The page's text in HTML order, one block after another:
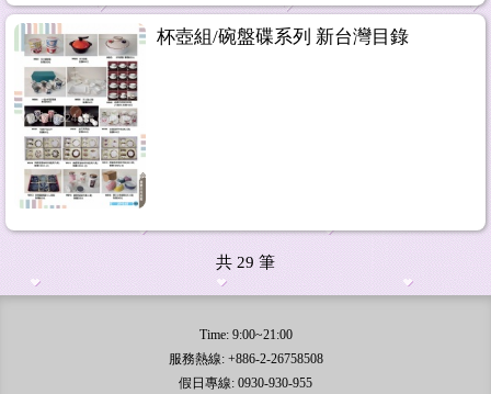
杯壺組/碗盤碟系列 新台灣目錄
共 29 筆
Time: 9:00~21:00
服務熱線: +886-2-26758508
假日專線: 0930-930-955